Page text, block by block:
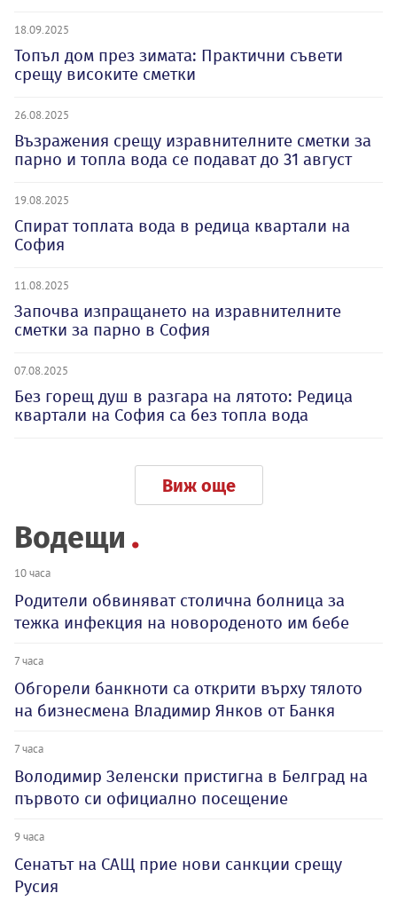
18.09.2025
Топъл дом през зимата: Практични съвети
срещу високите сметки
26.08.2025
Възражения срещу изравнителните сметки за
парно и топла вода се подават до 31 август
19.08.2025
Спират топлата вода в редица квартали на
София
11.08.2025
Започва изпращането на изравнителните
сметки за парно в София
07.08.2025
Без горещ душ в разгара на лятото: Редица
квартали на София са без топла вода
Виж още
Водещи
10 часа
Родители обвиняват столична болница за
тежка инфекция на новороденото им бебе
7 часа
Обгорели банкноти са открити върху тялото
на бизнесмена Владимир Янков от Банкя
7 часа
Володимир Зеленски пристигна в Белград на
първото си официално посещение
9 часа
Сенатът на САЩ прие нови санкции срещу
Русия